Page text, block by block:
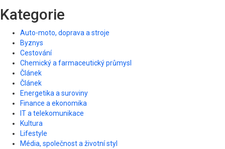
Kategorie
Auto-moto, doprava a stroje
Byznys
Cestování
Chemický a farmaceutický průmysl
Článek
Článek
Energetika a suroviny
Finance a ekonomika
IT a telekomunikace
Kultura
Lifestyle
Média, společnost a životní styl